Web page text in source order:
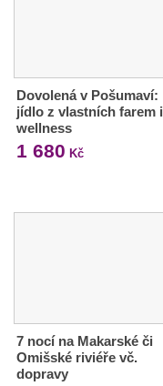
Dovolená v Pošumaví:
jídlo z vlastních farem i
wellness
1 680 Kč
7 nocí na Makarské či
Omišské riviéře vč.
dopravy